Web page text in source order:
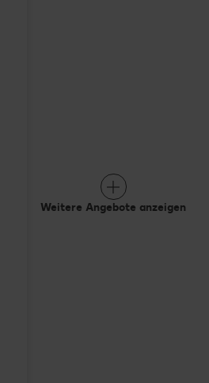
Weitere Angebote anzeigen